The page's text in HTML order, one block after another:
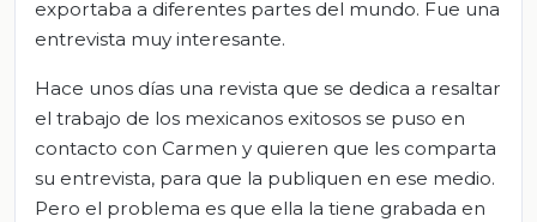
exportaba a diferentes partes del mundo. Fue una
entrevista muy interesante.
Hace unos días una revista que se dedica a resaltar
el trabajo de los mexicanos exitosos se puso en
contacto con Carmen y quieren que les comparta
su entrevista, para que la publiquen en ese medio.
Pero el problema es que ella la tiene grabada en